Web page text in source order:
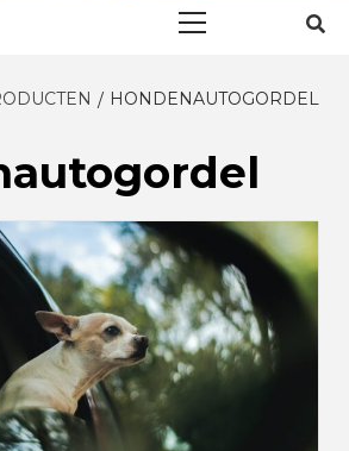
HONDENAUTOGORDEL